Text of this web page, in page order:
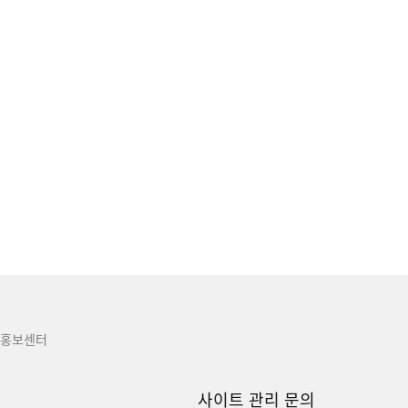
홍보센터
사이트 관리 문의